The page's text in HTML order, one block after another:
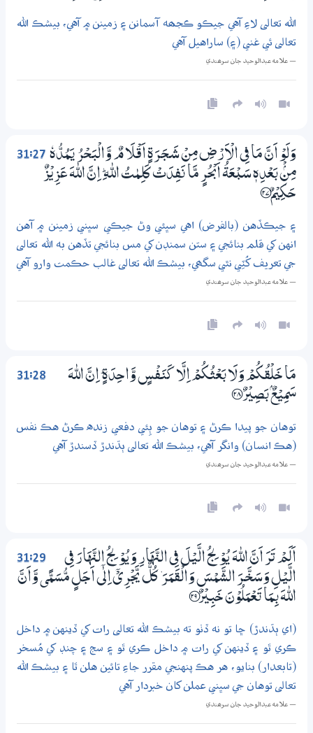
الله تعالى لاءِ آهي جيڪو ڪجھه آسمانن ۽ زمينن ۾ آهي، بيشڪ الله
تعالى ئي غني (۽) ساراهيل آهي
— علامه عبدالوحيد جان سرھندي
31:27 وَلَوْ اَنَّ مَا فِي الْاَرْضِ مِنْ شَـجَـرَةٍ اَقْلَامٌ وَّالْبَحْرُ يَـمُدُّهٗ
مِنْۢ بَعْدِهٖ سَبْعَةُ اَبْحُرٍ مَّا نَفِدَتْ كَلِمٰتُ اللّٰهِ ۭ اِنَّ اللّٰهَ عَزِيْزٌ
حَكِيْمٌ ؀27
۽ جيڪڏهن (بالفرض) اهي سڀئي وڻ جيڪي سڀني زمينن ۾ آهن
انهن کي قلم بنائجي ۽ ستن سمنڊن کي مس بنائجي تڏهن به الله تعالى
جي تعريف کُٽِي نٿي سگھي، بيشڪ الله تعالى غالب حڪمت وارو آهي
— علامه عبدالوحيد جان سرھندي
31:28
مَا خَلْقُكُمْ وَلَا بَعْثُكُمْ اِلَّا كَنَفْسٍ وَّاحِدَةٍ ۭ اِنَّ اللّٰهَ
سَمِيْعٌۢ بَصِيْرٌ ؀28
توهان جو پيدا ڪرڻ ۽ توهان جو ٻِئي دفعي زنده ڪرڻ هڪ نفس
(هڪ انسان) وانگر آهي، بيشڪ الله تعالى ٻڌندڙ ڏسندڙ آهي
— علامه عبدالوحيد جان سرھندي
31:29
اَلَمْ تَرَ اَنَّ اللّٰهَ يُوْ لِجُ الَّيْلَ فِي النَّهَارِ وَيُوْ لِجُ النَّهَارَ فِي
الَّيْلِ وَسَـخَّــرَ الشَّمْسَ وَالْقَمَرَ ۡ كُلٌّ يَّجْرِيْٓ اِلٰٓى اَجَلٍ مُّسَمًّى وَّاَنَّ
اللّٰهَ بِـمَا تَعْمَلُوْنَ خَبِيْرٌ ؀29
(اي ٻڌندڙ) ڇا تو نه ڏٺو ته بيشڪ الله تعالى رات کي ڏينهن ۾ داخل
ڪري ٿو ۽ ڏينهن کي رات ۾ داخل ڪري ٿو ۽ سج ۽ چنڊ کي مُسخر
(تابعدار) بنايو، هر هڪ پنهنجي مقرر جاءِ تائين هلن ٿا ۽ بيشڪ الله
تعالى توهان جي سڀني عملن کان خبردار آهي
— علامه عبدالوحيد جان سرھندي